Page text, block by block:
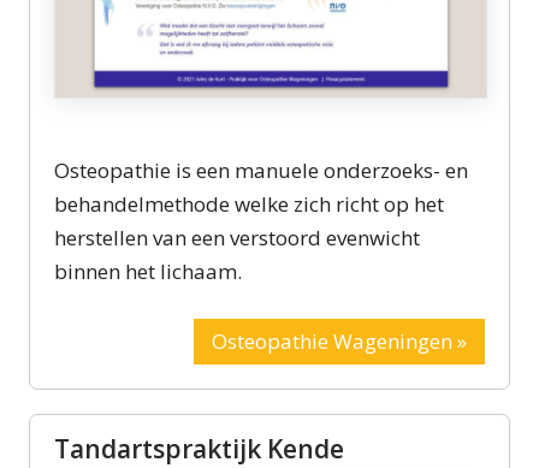
Osteopathie is een manuele onder­zoeks- en
behandelmethode welke zich richt op het
herstellen van een verstoord evenwicht
binnen het lichaam.
Osteopathie Wageningen »
Tandartspraktijk Kende